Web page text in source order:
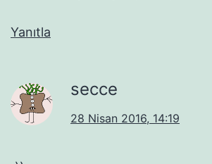
Yanıtla
secce
28 Nisan 2016, 14:19